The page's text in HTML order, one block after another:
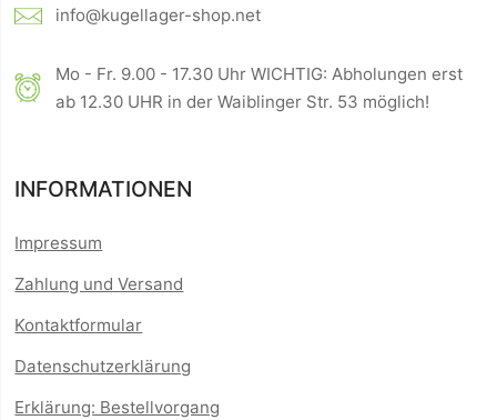
info@kugellager-shop.net
Mo - Fr. 9.00 - 17.30 Uhr WICHTIG: Abholungen erst
ab 12.30 UHR in der Waiblinger Str. 53 möglich!
INFORMATIONEN
Impressum
Zahlung und Versand
Kontaktformular
Datenschutzerklärung
Erklärung: Bestellvorgang